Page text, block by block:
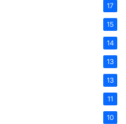
17
15
14
13
13
11
10